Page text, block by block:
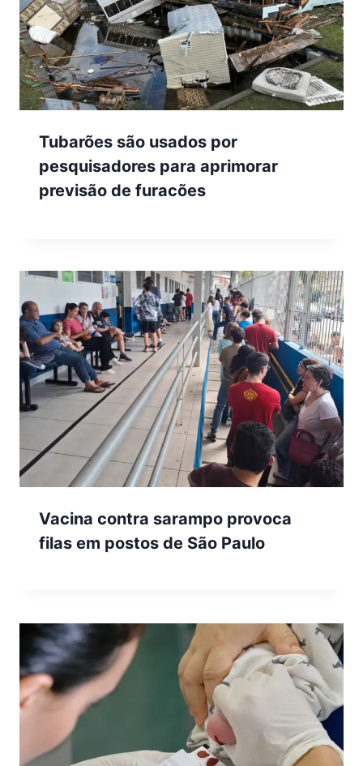
Tubarões são usados por
pesquisadores para aprimorar
previsão de furacões
Vacina contra sarampo provoca
filas em postos de São Paulo